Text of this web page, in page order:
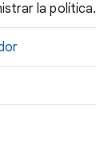
la política.